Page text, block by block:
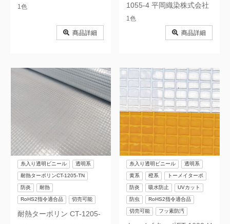
1色
商品詳細
1055-4 平岡織染株式会社
1色
商品詳細
耐熱ターポリン CT-1205-
糸入り透明ビニール 透明系
耐熱ターポリンCT-1205-TN
防炎 耐熱
RoHS2指令適合品 切売可能
糸入り透明ビニール 透明系
黄系 橙系 トーメイターポ
防炎 吸水防止 UVカット
防虫 RoHS2指令適合品
切売可能 フッ素防汚